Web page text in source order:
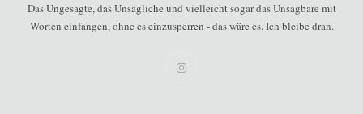
Das Ungesagte, das Unsägliche und vielleicht sogar das Unsagbare mit
Worten einfangen, ohne es einzusperren - das wäre es. Ich bleibe dran.